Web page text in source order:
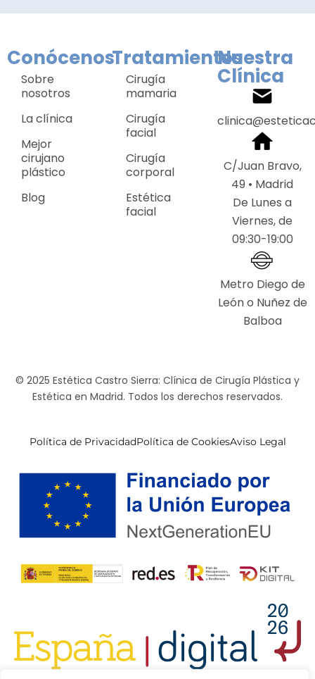
Conócenos
Sobre
nosotros
La clínica
Mejor
cirujano
plástico
Blog
Tratamientos
Cirugía
mamaria
Cirugía
facial
Cirugía
corporal
Estética
facial
Nuestra
Clínica
C/Juan Bravo,
49 • Madrid
De Lunes a
Viernes, de
09:30-19:00
Metro Diego de
León o Nuñez de
Balboa
© 2025 Estética Castro Sierra: Clínica de Cirugía Plástica y
Estética en Madrid. Todos los derechos reservados.
Política de PrivacidadPolítica de CookiesAviso Legal